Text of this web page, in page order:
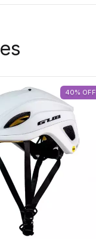
40% OFF